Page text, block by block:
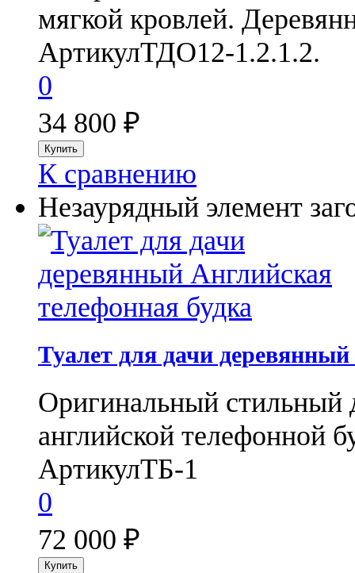
мягкой кровлей.
АртикулТДО12-1.2.1.2.
0
34 800 ₽
К сравнению
Незаурядный элемент
Туалет для дачи
Оригинальный стильный
английской телефонной
АртикулТБ-1
0
72 000 ₽